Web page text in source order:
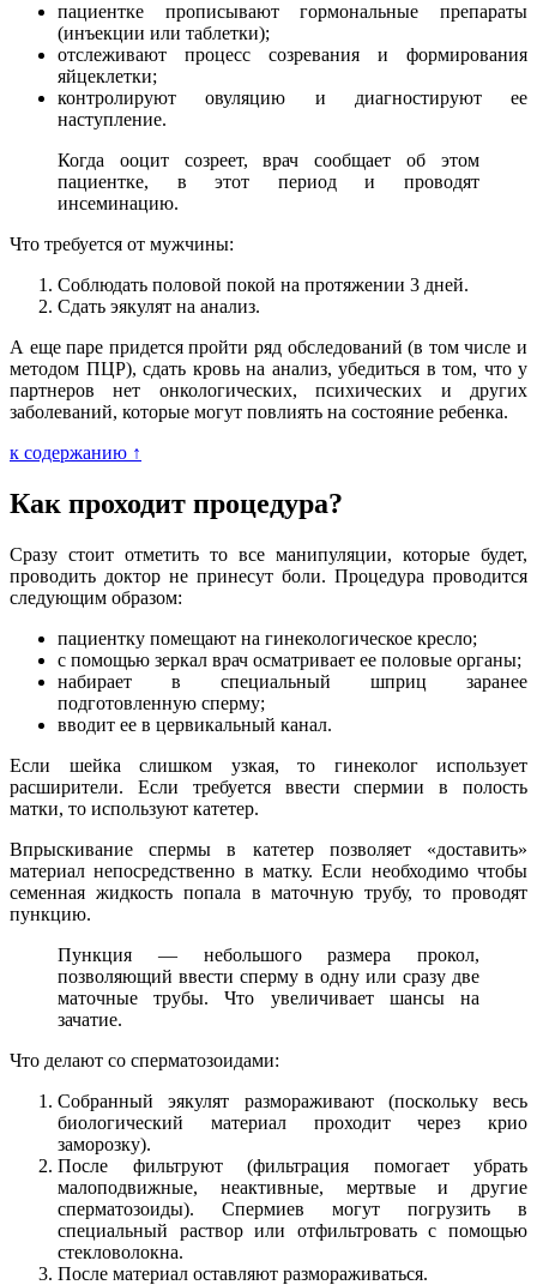
пациентке прописывают гормональные препараты
(инъекции или таблетки);
отслеживают процесс созревания и формирования
яйцеклетки;
контролируют овуляцию и диагностируют ее
наступление.
Когда ооцит созреет, врач сообщает об этом
пациентке, в этот период и проводят
инсеминацию.
Что требуется от мужчины:
Соблюдать половой покой на протяжении 3 дней.
Сдать эякулят на анализ.
А еще паре придется пройти ряд обследований (в том числе и
методом ПЦР), сдать кровь на анализ, убедиться в том, что у
партнеров нет онкологических, психических и других
заболеваний, которые могут повлиять на состояние ребенка.
к содержанию ↑
Как проходит процедура?
Сразу стоит отметить то все манипуляции, которые будет,
проводить доктор не принесут боли. Процедура проводится
следующим образом:
пациентку помещают на гинекологическое кресло;
с помощью зеркал врач осматривает ее половые органы;
набирает в специальный шприц заранее
подготовленную сперму;
вводит ее в цервикальный канал.
Если шейка слишком узкая, то гинеколог использует
расширители. Если требуется ввести спермии в полость
матки, то используют катетер.
Впрыскивание спермы в катетер позволяет «доставить»
материал непосредственно в матку. Если необходимо чтобы
семенная жидкость попала в маточную трубу, то проводят
пункцию.
Пункция — небольшого размера прокол,
позволяющий ввести сперму в одну или сразу две
маточные трубы. Что увеличивает шансы на
зачатие.
Что делают со сперматозоидами:
Собранный эякулят размораживают (поскольку весь
биологический материал проходит через крио
заморозку).
После фильтруют (фильтрация помогает убрать
малоподвижные, неактивные, мертвые и другие
сперматозоиды). Спермиев могут погрузить в
специальный раствор или отфильтровать с помощью
стекловолокна.
После материал оставляют размораживаться.